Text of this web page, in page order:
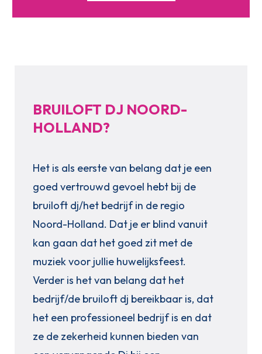
BRUILOFT DJ NOORD-
HOLLAND?
Het is als eerste van belang dat je een
goed vertrouwd gevoel hebt bij de
bruiloft dj/het bedrijf in de regio
Noord-Holland. Dat je er blind vanuit
kan gaan dat het goed zit met de
muziek voor jullie huwelijksfeest.
Verder is het van belang dat het
bedrijf/de bruiloft dj bereikbaar is, dat
het een professioneel bedrijf is en dat
ze de zekerheid kunnen bieden van